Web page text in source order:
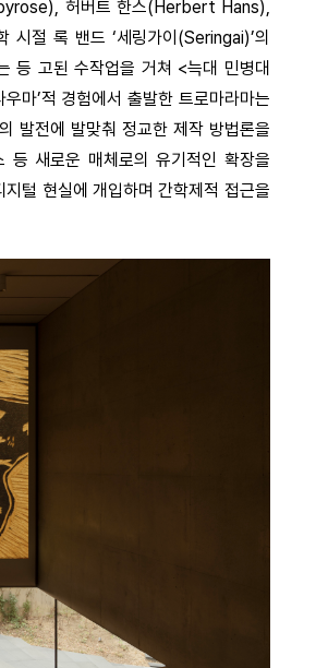
허버트 한스(Herbert Hans),
절 록 밴드 ‘세링가이(Seringai)’의
등 고된 수작업을 거쳐 <늑대 민병대
마’적 경험에서 출발한 트로마라마는
발전에 발맞춰 정교한 제작 방법론을
등 새로운 매체로의 유기적인 확장을
털 현실에 개입하며 간학제적 접근을